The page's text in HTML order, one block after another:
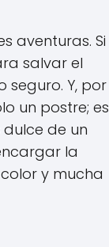
aventuras. Si
salvar el
Y, por
un postre; es
de un
la
y mucha